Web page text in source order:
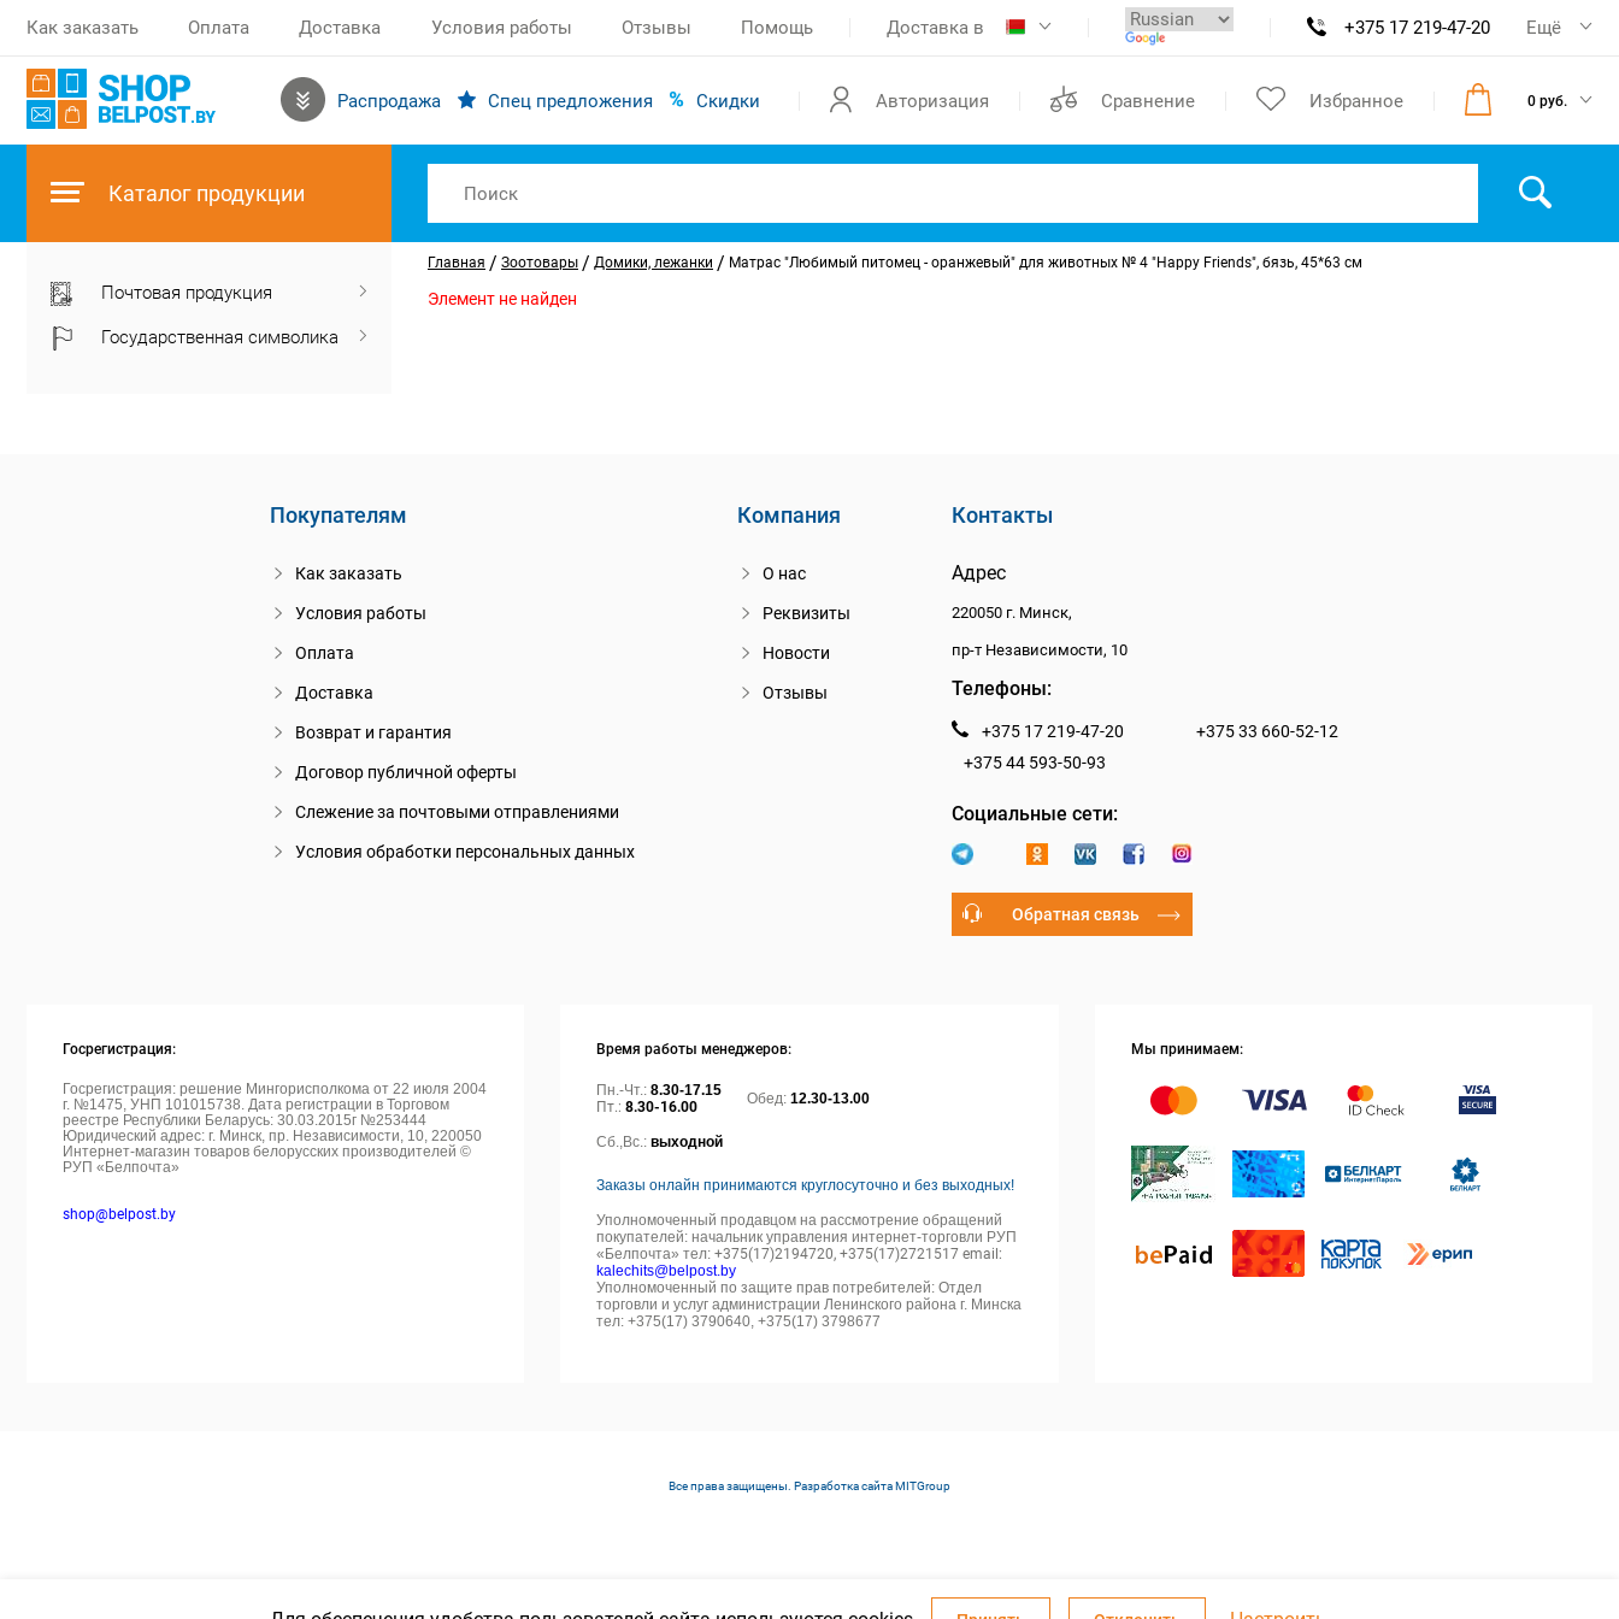
Как заказать Оплата Доставка Условия работы Отзывы Помощь Доставка в +375 17 219-47-20 Ещё
Распродажа Спец предложения Скидки Авторизация Сравнение Избранное 0 руб.
Каталог продукции
Почтовая продукция
Государственная символика
Главная / Зоотовары / Домики, лежанки / Матрас "Любимый питомец - оранжевый" для животных № 4 "Happy Friends", бязь, 45*63 см
Элемент не найден
Покупателям
Как заказать
Условия работы
Оплата
Доставка
Возврат и гарантия
Договор публичной оферты
Слежение за почтовыми отправлениями
Условия обработки персональных данных
Компания
О нас
Реквизиты
Новости
Отзывы
Контакты
Адрес
220050 г. Минск,
пр-т Независимости, 10
Телефоны:
+375 17 219-47-20
+375 33 660-52-12
+375 44 593-50-93
Социальные сети:
Обратная связь
Госрегистрация:
Госрегистрация: решение Мингорисполкома от 22 июля 2004
г. №1475, УНП 101015738. Дата регистрации в Торговом
реестре Республики Беларусь: 30.03.2015г №253444
Юридический адрес: г. Минск, пр. Независимости, 10, 220050
Интернет-магазин товаров белорусских производителей ©
РУП «Белпочта»
shop@belpost.by
Время работы менеджеров:
Пн.-Чт.:8.30-17.15
Пт.:8.30-16.00 Обед:12.30-13.00
Сб.,Вс.:выходной
Заказы онлайн принимаются круглосуточно и без выходных!
Уполномоченный продавцом на рассмотрение обращений
покупателей: начальник управления интернет-торговли РУП
«Белпочта» тел:+375(17)2194720, +375(17)2721517 email:
kalechits@belpost.by
Уполномоченный по защите прав потребителей: Отдел
торговли и услуг администрации Ленинского района г. Минска
тел: +375(17) 3790640, +375(17) 3798677
Мы принимаем:
Все права защищены. Разработка сайтаMITGroup